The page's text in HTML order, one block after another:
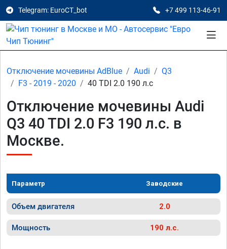
Telegram: EuroCT_bot +7 499 113-46-91
Отключение мочевины AdBlue Audi
Q3
F3 - 2019 - 2020
40 TDI 2.0 190 л.с
Отключение мочевины Audi
Q3 40 TDI 2.0 F3 190 л.с. в
Москве.
Параметр Заводские
Объем двигателя 2.0
Мощность 190 л.с.